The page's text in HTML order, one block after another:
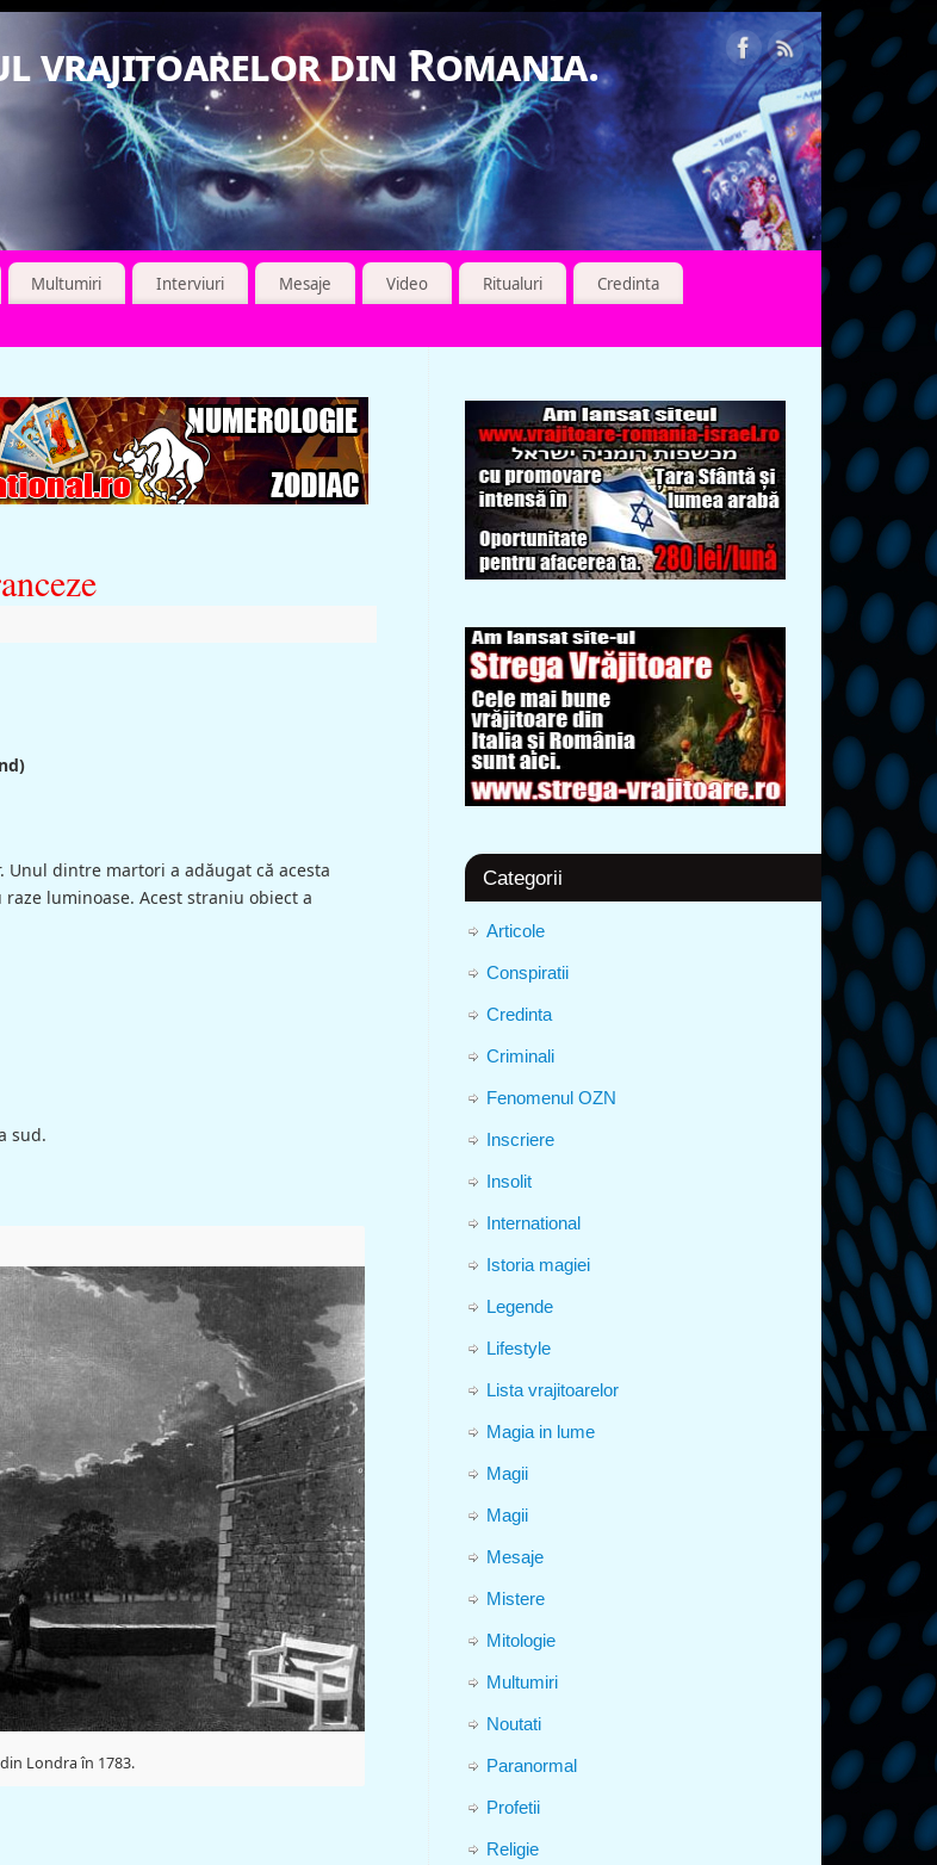
vrajitoarelor din Romania.
Multumiri Interviuri Mesaje Video Ritualuri
Credinta
dintre martori a adăugat că acesta
luminoase. Acest straniu obiect a
sud.
Londra în 1783.
Categorii
Articole
Conspiratii
Credinta
Criminali
Fenomenul OZN
Inscriere
Insolit
International
Istoria magiei
Legende
Lifestyle
Lista vrajitoarelor
Magia in lume
Magii
Magii
Mesaje
Mistere
Mitologie
Multumiri
Noutati
Paranormal
Profetii
Religie